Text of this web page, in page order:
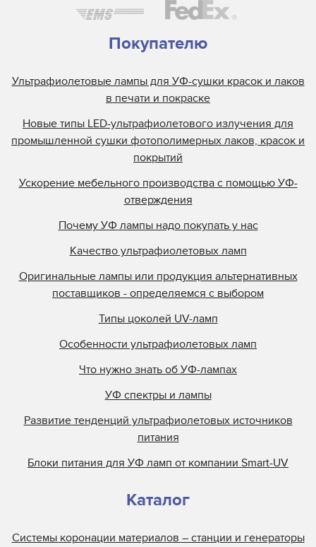
Покупателю
Ультрафиолетовые лампы для УФ-сушки красок и лаков
в печати и покраске
Новые типы LED-ультрафиолетового излучения для
промышленной сушки фотополимерных лаков, красок и
покрытий
Ускорение мебельного производства с помощью УФ-
отверждения
Почему УФ лампы надо покупать у нас
Качество ультрафиолетовых ламп
Оригинальные лампы или продукция альтернативных
поставщиков - определяемся с выбором
Типы цоколей UV-ламп
Особенности ультрафиолетовых ламп
Что нужно знать об УФ-лампах
УФ спектры и лампы
Развитие тенденций ультрафиолетовых источников
питания
Блоки питания для УФ ламп от компании Smart-UV
Каталог
Системы коронации материалов – станции и генераторы